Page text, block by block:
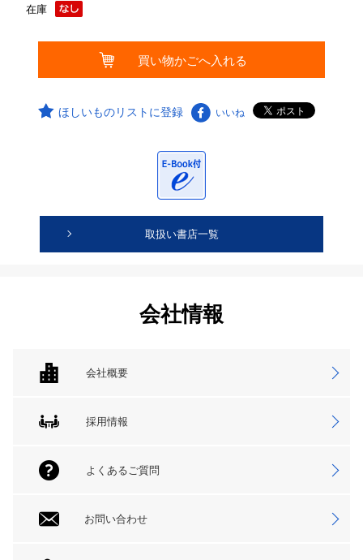
在庫
ほしいものリストに登録 いいね
取扱い書店一覧
会社情報
会社概要
採用情報
よくあるご質問
お問い合わせ